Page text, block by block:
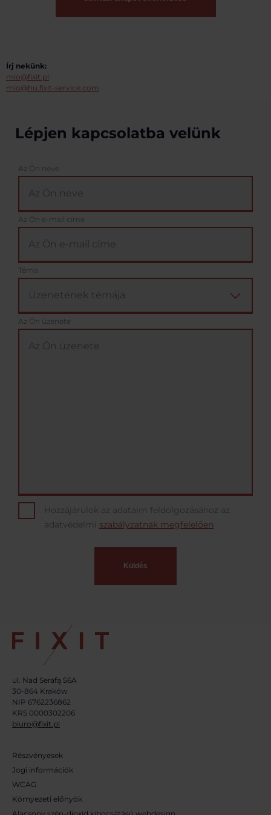
Írj nekünk:
mio@fixit.pl
mio@hu.fixit-service.com
Lépjen kapcsolatba velünk
Az Ön neve
Az Ön e-mail címe
Téma
Az Ön üzenete
Hozzájárulok az adataim feldolgozásához az
adatvédelmi szabályzatnak megfelelően
ul. Nad Serafą 56A
30-864 Kraków
NIP 6762236862
KRS 0000302206
biuro@fixit.pl
Részvényesek
Jogi információk
WCAG
Környezeti előnyök